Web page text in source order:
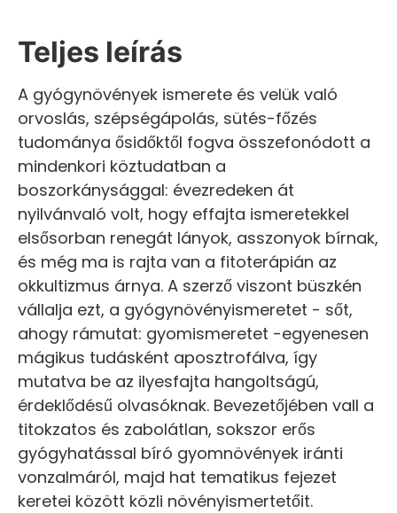
Teljes leírás
A gyógynövények ismerete és velük való
orvoslás, szépségápolás, sütés-főzés
tudománya ősidőktől fogva összefonódott a
mindenkori köztudatban a
boszorkánysággal: évezredeken át
nyilvánvaló volt, hogy effajta ismeretekkel
elsősorban renegát lányok, asszonyok bírnak,
és még ma is rajta van a fitoterápián az
okkultizmus árnya. A szerző viszont büszkén
vállalja ezt, a gyógynövényismeretet - sőt,
ahogy rámutat: gyomismeretet -egyenesen
mágikus tudásként aposztrofálva, így
mutatva be az ilyesfajta hangoltságú,
érdeklődésű olvasóknak. Bevezetőjében vall a
titokzatos és zabolátlan, sokszor erős
gyógyhatással bíró gyomnövények iránti
vonzalmáról, majd hat tematikus fejezet
keretei között közli növényismertetőit.